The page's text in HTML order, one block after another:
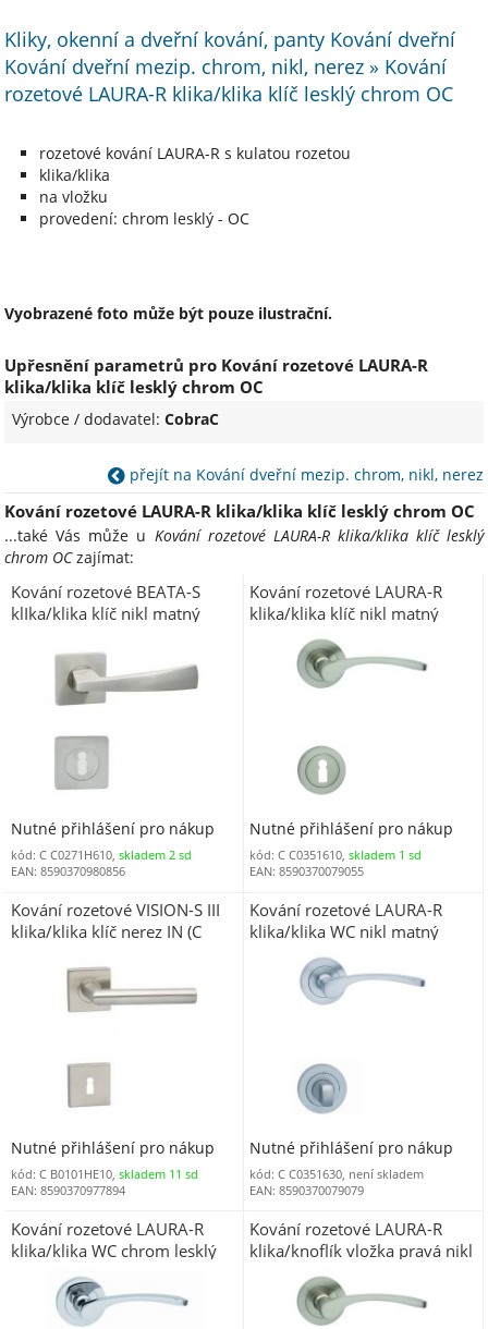
Kliky, okenní a dveřní kování, panty Kování dveřní
Kování dveřní mezip. chrom, nikl, nerez » Kování
rozetové LAURA-R klika/klika klíč lesklý chrom OC
rozetové kování LAURA-R s kulatou rozetou
klika/klika
na vložku
provedení: chrom lesklý - OC
Vyobrazené foto může být pouze ilustrační.
Upřesnění parametrů pro Kování rozetové LAURA-R
klika/klika klíč lesklý chrom OC
Výrobce / dodavatel:CobraC
přejít na Kování dveřní mezip. chrom, nikl, nerez
Kování rozetové LAURA-R klika/klika klíč lesklý chrom OC
...také Vás může u Kování rozetové LAURA-R klika/klika klíč lesklý
chrom OCzajímat:
Kování rozetové BEATA-S
klIka/klika klíč nikl matný
Nutné přihlášení pro nákup
kód: C C0271H610, skladem 2 sd
EAN: 8590370980856
Kování rozetové LAURA-R
klika/klika klíč nikl matný
Nutné přihlášení pro nákup
kód: C C0351610,skladem 1 sd
EAN: 8590370079055
Kování rozetové VISION-S III
klika/klika klíč nerez IN (C
Nutné přihlášení pro nákup
kód: C B0101HE10, skladem 11 sd
EAN: 8590370977894
Kování rozetové LAURA-R
klika/klika WC nikl matný
Nutné přihlášení pro nákup
kód: C C0351630, není skladem
EAN: 8590370079079
Kování rozetové LAURA-R
klika/klika WC chrom lesklý
OC (C LAUWR2C)
Kování rozetové LAURA-R
klika/knoflík vložka pravá nikl
matný ONS (C LAURRVNM)